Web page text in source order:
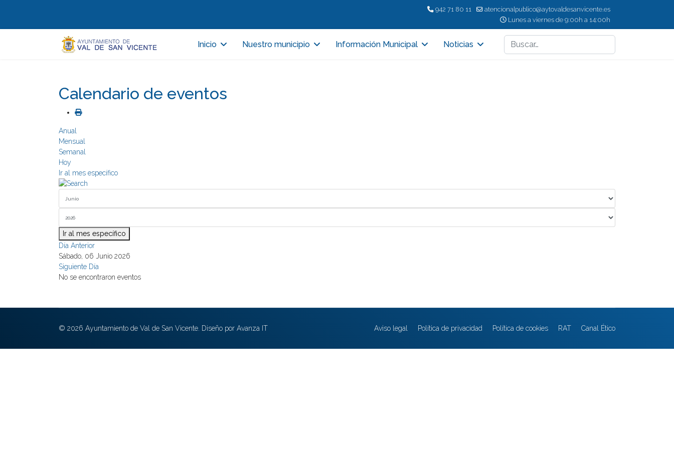
942 71 80 11
atencionalpublico@aytovaldesanvicente.es
Lunes a viernes de 9:00h a 14:00h
Inicio Nuestro municipio Información Municipal Noticias
Buscar
Calendario de eventos
Anual
Mensual
Semanal
Hoy
Ir al mes específico
Ir al mes específico
Día Anterior
Sábado, 06 Junio 2026
Siguiente Día
No se encontraron eventos
© 2026 Ayuntamiento de Val de San Vicente. Diseño por Avanza IT Aviso legal Política de privacidad Política de cookies RAT Canal Ético